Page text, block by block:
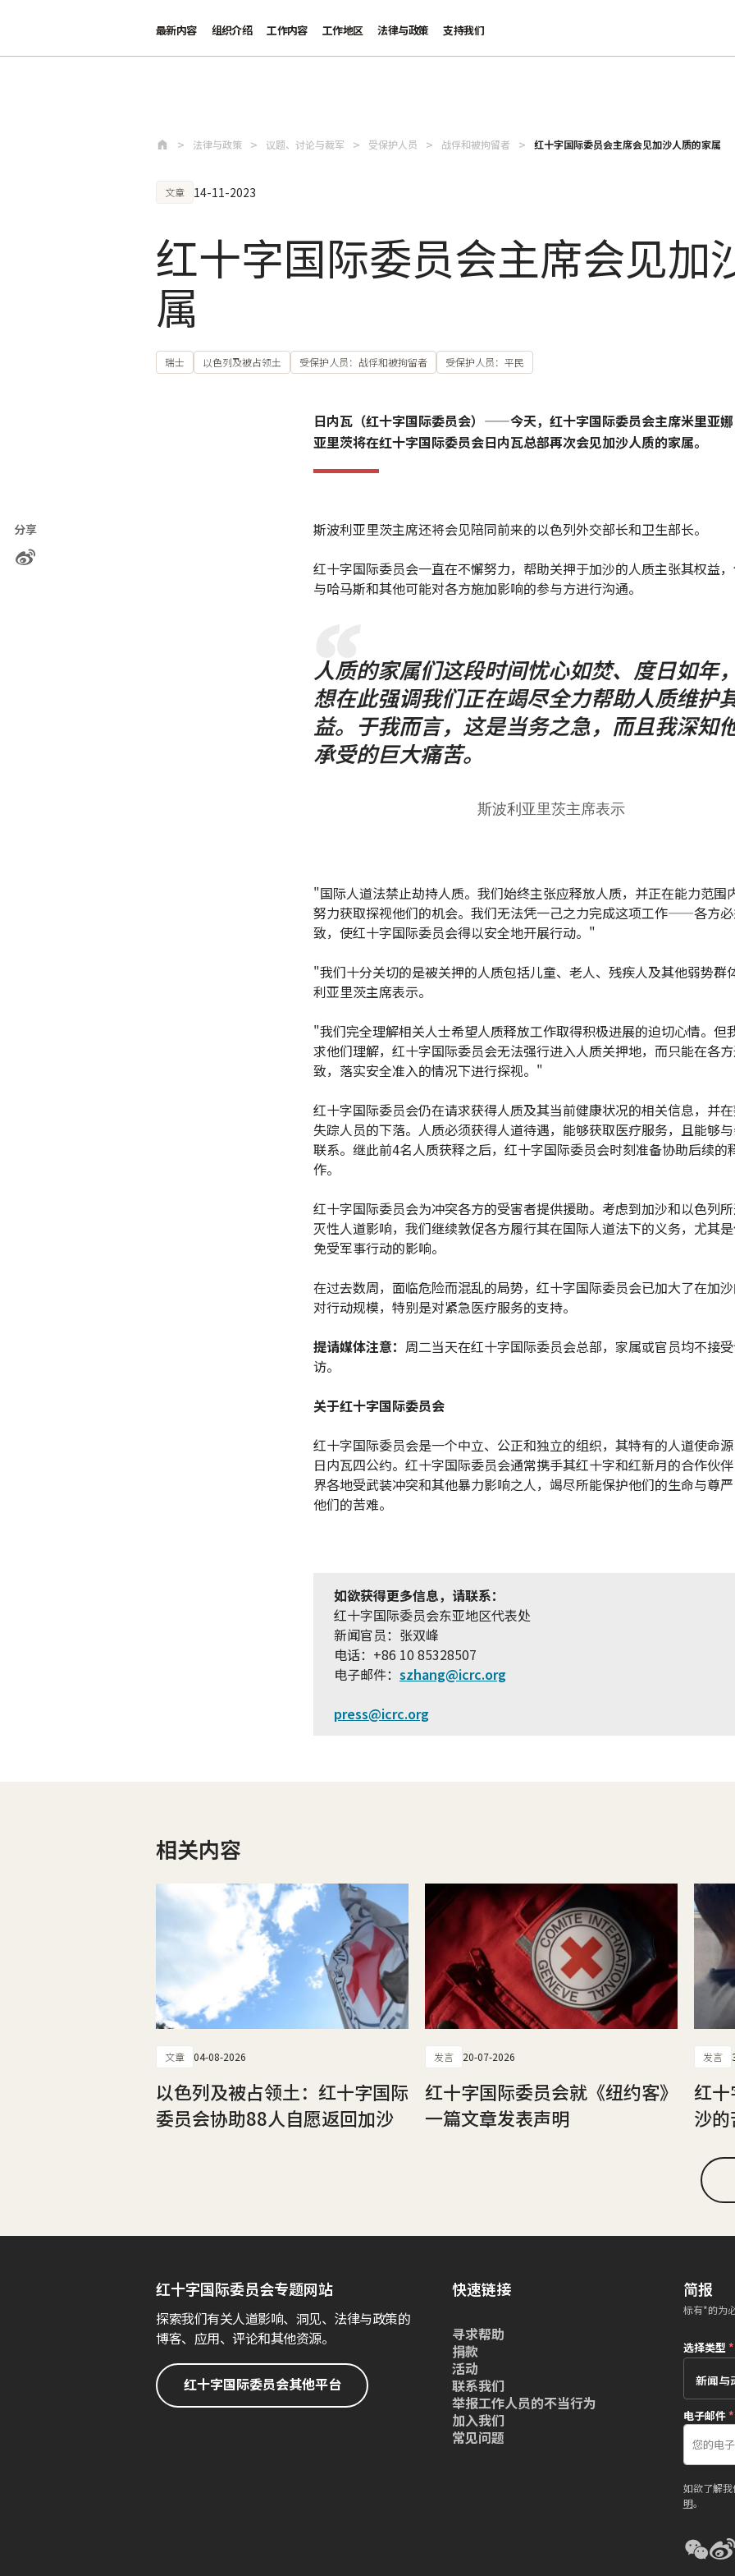
最新内容 组织介绍 工作内容 工作地区 法律与政策 支持我们
法律与政策 议题、讨论与裁军 受保护人员 战俘和被拘留者 红十字国际委员会主席会见加沙人质的家属
文章 14-11-2023
红十字国际委员会主席会见加
属
瑞士 以色列及被占领土 受保护人员：战俘和被拘留者 受保护人员：平民
日内瓦（红十字国际委员会）——今天，红十字国际委员会主席米里亚
亚里茨将在红十字国际委员会日内瓦总部再次会见加沙人质的家属。
分享
斯波利亚里茨主席还将会见陪同前来的以色列外交部长和卫生部长。
红十字国际委员会一直在不懈努力，帮助关押于加沙的人质主张其权益
与哈马斯和其他可能对各方施加影响的参与方进行沟通。
人质的家属们这段时间忧心如焚、度日如年
想在此强调我们正在竭尽全力帮助人质维护
益。于我而言，这是当务之急，而且我深知
承受的巨大痛苦。
斯波利亚里茨主席表示
"国际人道法禁止劫持人质。我们始终主张应释放人质，并正在能力范围
努力获取探视他们的机会。我们无法凭一己之力完成这项工作——各方
致，使红十字国际委员会得以安全地开展行动。"
"我们十分关切的是被关押的人质包括儿童、老人、残疾人及其他弱势群
利亚里茨主席表示。
"我们完全理解相关人士希望人质释放工作取得积极进展的迫切心情。但
求他们理解，红十字国际委员会无法强行进入人质关押地，而只能在各
致，落实安全准入的情况下进行探视。"
红十字国际委员会仍在请求获得人质及其当前健康状况的相关信息，并
失踪人员的下落。人质必须获得人道待遇，能够获取医疗服务，且能够
联系。继此前4名人质获释之后，红十字国际委员会时刻准备协助后续的
作。
红十字国际委员会为冲突各方的受害者提供援助。考虑到加沙和以色列
灭性人道影响，我们继续敦促各方履行其在国际人道法下的义务，尤其
免受军事行动的影响。
在过去数周，面临危险而混乱的局势，红十字国际委员会已加大了在加
对行动规模，特别是对紧急医疗服务的支持。
提请媒体注意： 周二当天在红十字国际委员会总部，家属或官员均不接
访。
关于红十字国际委员会
红十字国际委员会是一个中立、公正和独立的组织，其特有的人道使命
日内瓦四公约。红十字国际委员会通常携手其红十字和红新月的合作伙
界各地受武装冲突和其他暴力影响之人，竭尽所能保护他们的生命与尊
他们的苦难。
如欲获得更多信息，请联系：
红十字国际委员会东亚地区代表处
新闻官员：张双峰
电话：+86 10 85328507
电子邮件： szhang@icrc.org
press@icrc.org
相关内容
文章 04-08-2026
以色列及被占领土：红十字国际
委员会协助88人自愿返回加沙
发言 20-07-2026
红十字国际委员会就《纽约客》
一篇文章发表声明
发言
红
沙
红十字国际委员会专题网站
探索我们有关人道影响、洞见、法律与政策的
博客、应用、评论和其他资源。
红十字国际委员会其他平台
快速链接
寻求帮助
捐款
活动
联系我们
举报工作人员的不当行为
加入我们
常见问题
简报
标有*的为
选择类型 *
电子邮件*
如欲了解
明。